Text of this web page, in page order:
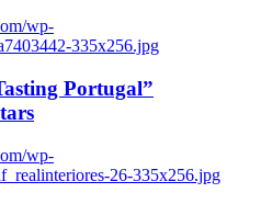
wp-
335x256.jpg
Portugal”
wp-
26-335x256.jpg